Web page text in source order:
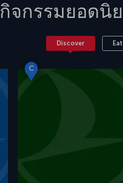
กิจกรรมยอดนิ
Discover
C